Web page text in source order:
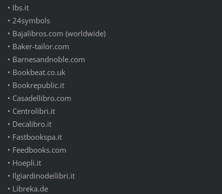
• Ibs.it
• 24symbols
• Bajalibros.com (worldwide)
• Baker-tailor.com
• Barnesandnoble.com
• Bookbeat.co.uk
• Bookrepublic.it
• Casadellibro.com
• Centrolibri.it
• Decalibro.it
• Fastbookspa.it
• Feedbooks.com
• Hoepli.it
• Ilgiardinodeilibri.it
• Libreka.de